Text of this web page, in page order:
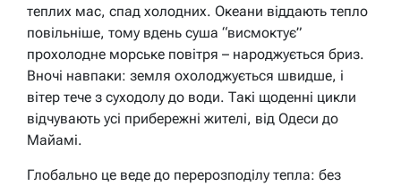
теплих мас, спад холодних. Океани віддають тепло
повільніше, тому вдень суша “висмоктує”
прохолодне морське повітря – народжується бриз.
Вночі навпаки: земля охолоджується швидше, і
вітер тече з суходолу до води. Такі щоденні цикли
відчувають усі прибережні жителі, від Одеси до
Майамі.
Глобально це веде до перерозподілу тепла: без